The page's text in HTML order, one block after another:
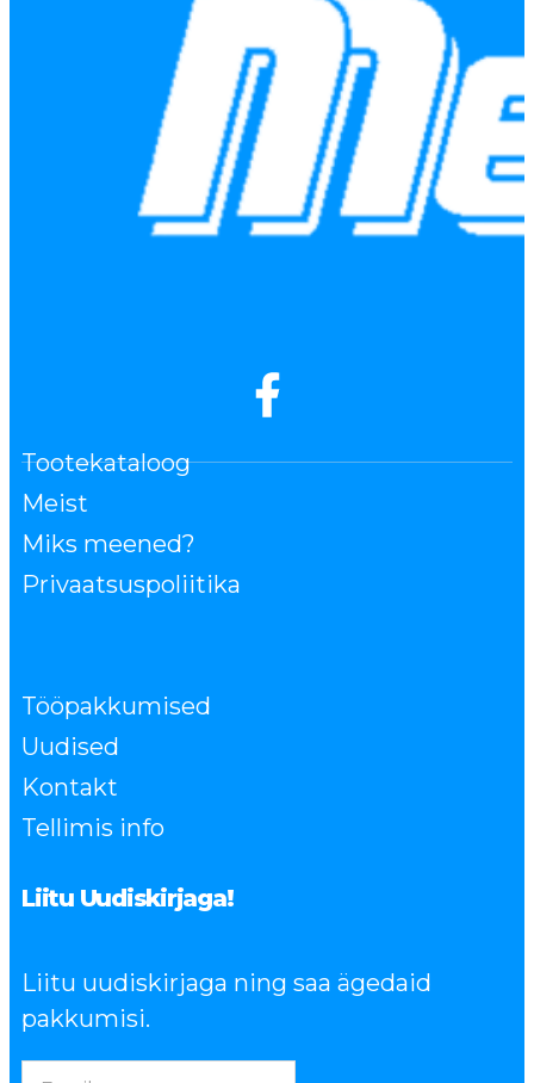
Tootekataloog
Meist
Miks meened?
Privaatsuspoliitika
Tööpakkumised
Uudised
Kontakt
Tellimis info
Liitu Uudiskirjaga!
Liitu uudiskirjaga ning saa ägedaid
pakkumisi.